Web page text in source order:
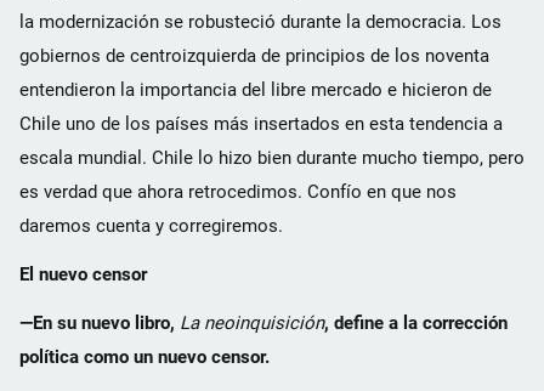
la modernización se robusteció durante la democracia. Los
gobiernos de centroizquierda de principios de los noventa
entendieron la importancia del libre mercado e hicieron de
Chile uno de los países más insertados en esta tendencia a
escala mundial. Chile lo hizo bien durante mucho tiempo, pero
es verdad que ahora retrocedimos. Confío en que nos
daremos cuenta y corregiremos.
El nuevo censor
—En su nuevo libro, La neoinquisición, define a la corrección
política como un nuevo censor.